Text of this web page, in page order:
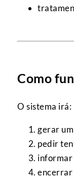
Como
O sistema irá:
gerar
pedir
informar
encerrar